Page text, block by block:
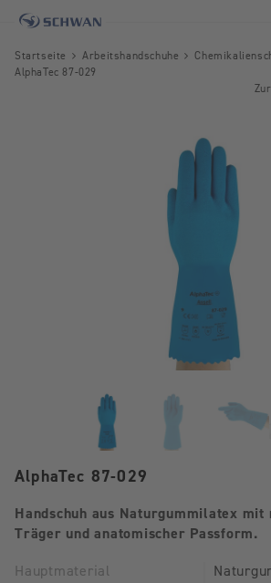
Startseite Arbeitshandschuhe
AlphaTec 87-029
AlphaTec 87-029
Handschuh aus Naturgummilatex mit
Träger und anatomischer Passform.
Hauptmaterial